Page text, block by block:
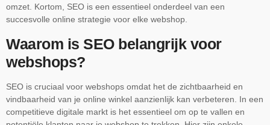
omzet. Kortom, SEO is een essentieel onderdeel van een
succesvolle online strategie voor elke webshop.
Waarom is SEO belangrijk voor
webshops?
SEO is cruciaal voor webshops omdat het de zichtbaarheid en
vindbaarheid van je online winkel aanzienlijk kan verbeteren. In een
competitieve digitale markt is het essentieel om op te vallen en